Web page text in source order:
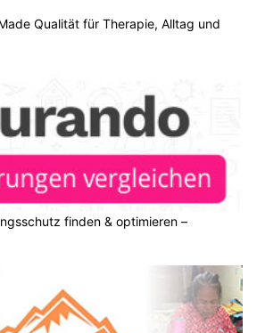
Qualität für Therapie, Alltag und
finden & optimieren –